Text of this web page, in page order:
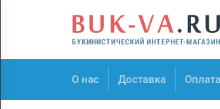
О нас Доставка Оплата
О нас